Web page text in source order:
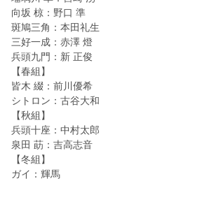
向坂 椋：野口 準
斑鳩三角：本田礼生
三好一成：赤澤 燈
兵頭九門：新 正俊
【春組】
皆木 綴：前川優希
シトロン：古谷大和
【秋組】
兵頭十座：中村太郎
泉田 莇：吉高志音
【冬組】
ガイ：輝馬